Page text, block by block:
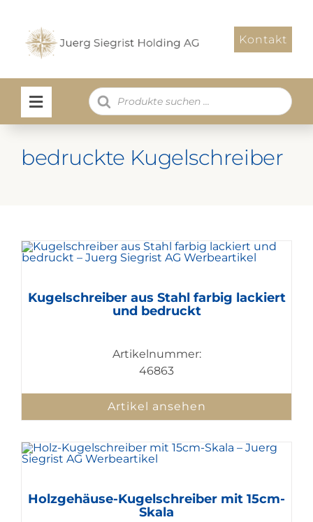
springen
Kontakt
Products
search
bedruckte Kugelschreiber
Kugelschreiber aus Stahl farbig lackiert
und bedruckt
Artikelnummer:
46863
Artikel ansehen
Holzgehäuse-Kugelschreiber mit 15cm-
Skala